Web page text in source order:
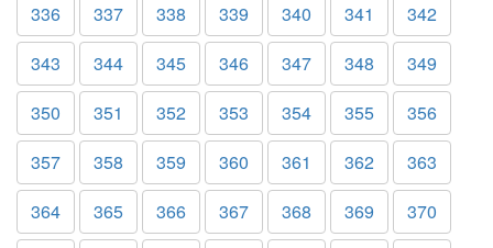
336
337 338 339 340 341
342
343
344 345 346 347 348
349
350
351 352 353 354 355
356
357
358 359 360 361 362
363
364
365 366 367 368 369 370